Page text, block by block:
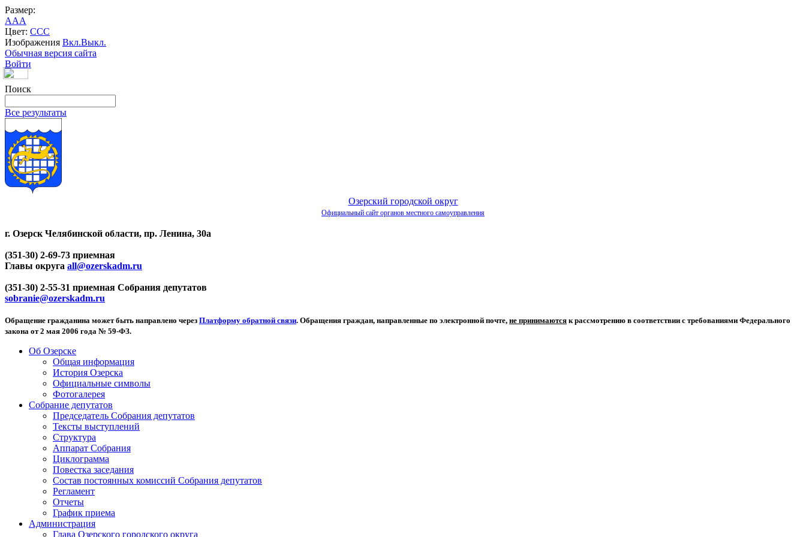
Размер:
AAA
Цвет: CCC
Изображения Вкл.Выкл.
Обычная версия сайта
Войти
Поиск
Все результаты
Озерский городской округ
Официальный сайт органов местного самоуправления
г. Озерск Челябинской области, пр. Ленина, 30а
(351-30) 2-69-73 приемная
Главы округа all@ozerskadm.ru
(351-30) 2-55-31 приемная Собрания депутатов
sobranie@ozerskadm.ru
Обращение гражданина может быть направлено через Платформу обратной связи. Обращения граждан, направленные по электронной почте, не принимаются к рассмотрению в соответствии с требованиями Федерального
закона от 2 мая 2006 года № 59-ФЗ.
Об Озерске
Общая информация
История Озерска
Официальные символы
Фотогалерея
Собрание депутатов
Председатель Собрания депутатов
Тексты выступлений
Структура
Аппарат Собрания
Циклограмма
Повестка заседания
Состав постоянных комиссий Собрания депутатов
Регламент
Отчеты
График приема
Администрация
Глава Озерского городского округа